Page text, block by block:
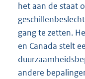
het aan de staat
gang te zetten.
en Canada stelt
andere